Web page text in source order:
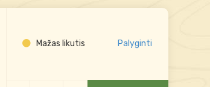
Mažas likutis Palyginti